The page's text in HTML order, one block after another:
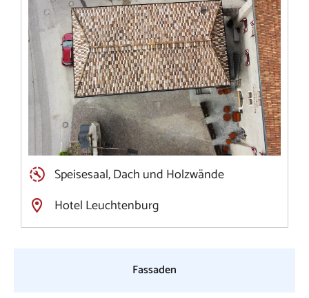
Fassaden
Speisesaal, Dach und Holzwände
Hotel Leuchtenburg